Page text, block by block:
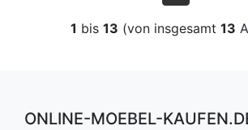
1 bis 13 (von insgesamt 13
ONLINE-MOEBEL-